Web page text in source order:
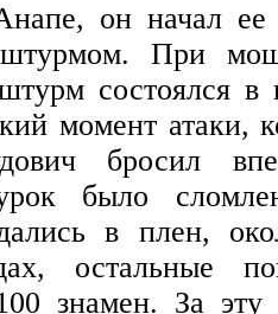
он начал ее
При
состоялся
момент атаки,
бросил
было
в плен,
остальные
знамен. За эту